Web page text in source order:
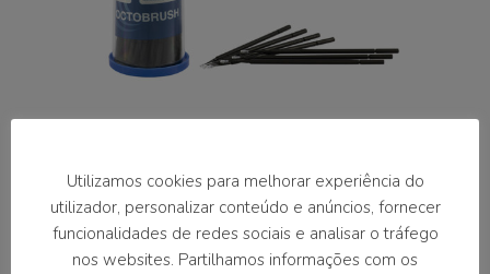
Octobrush®
Longo 1,5mm
Utilizamos cookies para melhorar experiência do
utilizador, personalizar conteúdo e anúncios, fornecer
funcionalidades de redes sociais e analisar o tráfego
nos websites. Partilhamos informações com os